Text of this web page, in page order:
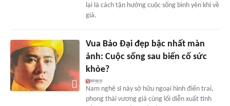
lại là cách tận hưởng cuộc sống bình yên khi về
già.
Vua Bảo Đại đẹp bậc nhất màn
ảnh: Cuộc sống sau biến cố sức
khỏe?
Nam nghệ sĩ này sở hữu ngoại hình điển trai,
phong thái vương giả cùng lối diễn xuất tinh